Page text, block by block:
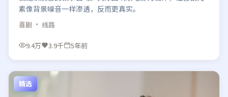
素像背景噪音一样渗透，反而更真实。
喜剧 · 线路
9.4万 3.9千 5年前
精选